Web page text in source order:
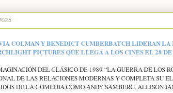
COLMAN Y BENEDICT CUMBERBATCH LIDERAN LA
PICTURES QUE LLEGA A LOS CINES EL 28
DEL CLÁSICO DE 1989 “LA GUERRA DE LOS
DE LAS RELACIONES MODERNAS Y COMPLETA SU
DE LA COMEDIA COMO ANDY SAMBERG, ALLISON